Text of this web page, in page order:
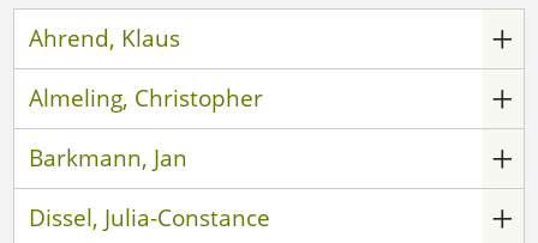
Ahrend, Klaus
Almeling, Christopher
Barkmann, Jan
Dissel, Julia-Constance